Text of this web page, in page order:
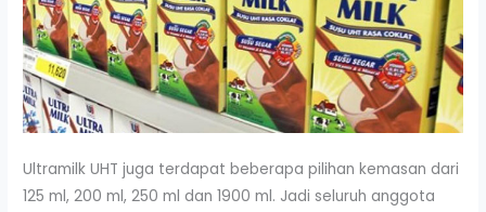
Ultramilk UHT juga terdapat beberapa pilihan kemasan dari
125 ml, 200 ml, 250 ml dan 1900 ml. Jadi seluruh anggota